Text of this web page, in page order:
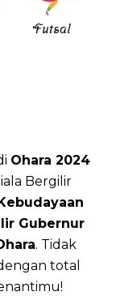
Futsal
Ohara 2024
Bergilir
Gubernur
. Tidak
total